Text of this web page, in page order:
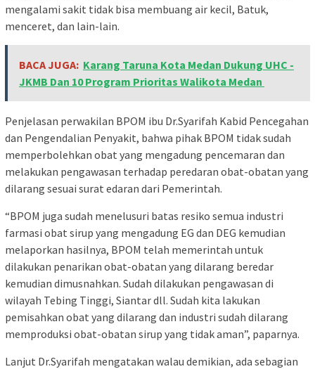
mengalami sakit tidak bisa membuang air kecil, Batuk,
menceret, dan lain-lain.
BACA JUGA: Karang Taruna Kota Medan Dukung UHC -
JKMB Dan 10 Program Prioritas Walikota Medan
Penjelasan perwakilan BPOM ibu Dr.Syarifah Kabid Pencegahan
dan Pengendalian Penyakit, bahwa pihak BPOM tidak sudah
memperbolehkan obat yang mengadung pencemaran dan
melakukan pengawasan terhadap peredaran obat-obatan yang
dilarang sesuai surat edaran dari Pemerintah.
“BPOM juga sudah menelusuri batas resiko semua industri
farmasi obat sirup yang mengadung EG dan DEG kemudian
melaporkan hasilnya, BPOM telah memerintah untuk
dilakukan penarikan obat-obatan yang dilarang beredar
kemudian dimusnahkan. Sudah dilakukan pengawasan di
wilayah Tebing Tinggi, Siantar dll. Sudah kita lakukan
pemisahkan obat yang dilarang dan industri sudah dilarang
memproduksi obat-obatan sirup yang tidak aman”, paparnya.
Lanjut Dr.Syarifah mengatakan walau demikian, ada sebagian